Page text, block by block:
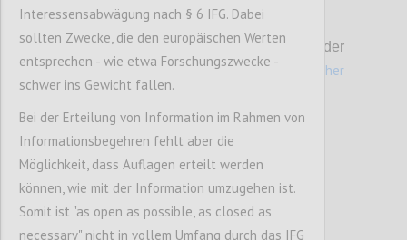
P2
Die Beschreibung der Vision und Ziele der
Datenstrategie finden Siehier näher
ausgeführt.
Interessensabwägung nach § 6 IFG. Dabei
sollten Zwecke, die den europäischen Werten
entsprechen - wie etwa Forschungszwecke -
schwer ins Gewicht fallen.
Bei der Erteilung von Information im Rahmen von
Informationsbegehren fehlt aber die
Möglichkeit, dass Auflagen erteilt werden
können, wie mit der Information umzugehen ist.
Somit ist "as open as possible, as closed as
necessary" nicht in vollem Umfang durch das IFG